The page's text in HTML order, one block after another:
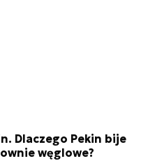
Dlaczego Pekin bije
węglowe?